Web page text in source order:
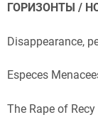
ГОРИЗОНТЫ /
Disappearance,
Especes
The Rape of